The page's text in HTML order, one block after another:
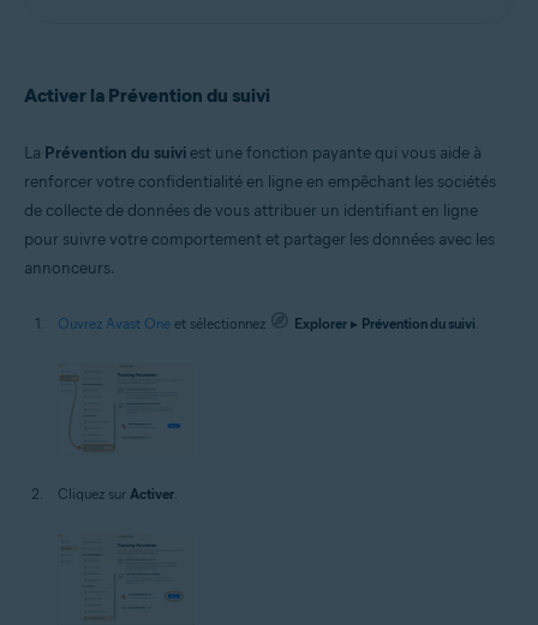
Activer la Prévention du suivi
La Prévention du suivi est une fonction payante qui vous aide à
renforcer votre confidentialité en ligne en empêchant les sociétés
de collecte de données de vous attribuer un identifiant en ligne
pour suivre votre comportement et partager les données avec les
annonceurs.
Ouvrez Avast One et sélectionnez Explorer ▸ Prévention du suivi
Cliquez sur Activer.